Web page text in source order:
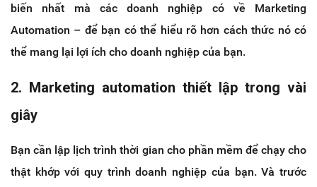
biến nhất mà các doanh nghiệp có về Marketing
Automation – để bạn có thể hiểu rõ hơn cách thức nó có
thể mang lại lợi ích cho doanh nghiệp của bạn.
2. Marketing automation thiết lập trong vài
giây
Bạn cần lập lịch trình thời gian cho phần mềm để chạy cho
thật khớp với quy trình doanh nghiệp của bạn. Và trước